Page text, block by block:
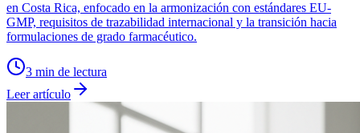
en Costa Rica, enfocado en la armonización con estándares EU-
GMP, requisitos de trazabilidad internacional y la transición hacia
formulaciones de grado farmacéutico.
3 min de lectura
Leer artículo